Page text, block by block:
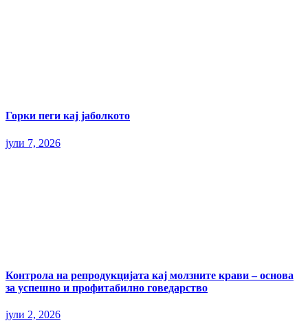
Горки пеги кај јаболкото
јули 7, 2026
Контрола на репродукцијата кај молзните крави – основа
за успешно и профитабилно говедарство
јули 2, 2026